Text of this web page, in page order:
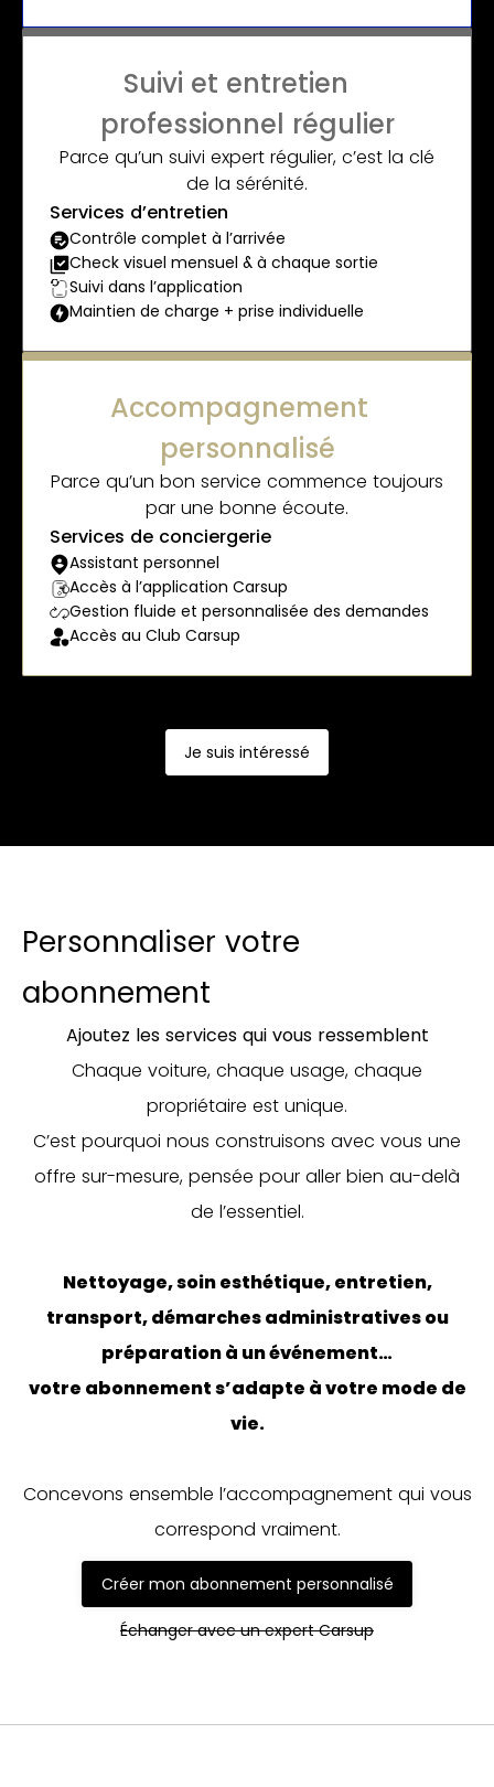
Suivi et entretien
professionnel régulier
Parce qu’un suivi expert régulier, c’est la clé
de la sérénité.
Services d’entretien
Contrôle complet à l’arrivée
Check visuel mensuel & à chaque sortie
Suivi dans l’application
Maintien de charge + prise individuelle
Accompagnement
personnalisé
Parce qu’un bon service commence toujours
par une bonne écoute.
Services de conciergerie
Assistant personnel
Accès à l’application Carsup
Gestion fluide et personnalisée des demandes
Accès au Club Carsup
Je suis intéressé
Personnaliser votre
abonnement
Ajoutez les services qui vous ressemblent
Chaque voiture, chaque usage, chaque
propriétaire est unique.
C’est pourquoi nous construisons avec vous une
offre sur-mesure, pensée pour aller bien au-delà
de l’essentiel.
Nettoyage, soin esthétique, entretien,
transport, démarches administratives ou
préparation à un événement…
votre abonnement s’adapte à votre mode de
vie.
Concevons ensemble l’accompagnement qui vous
correspond vraiment.
Créer mon abonnement personnalisé
Échanger avec un expert Carsup